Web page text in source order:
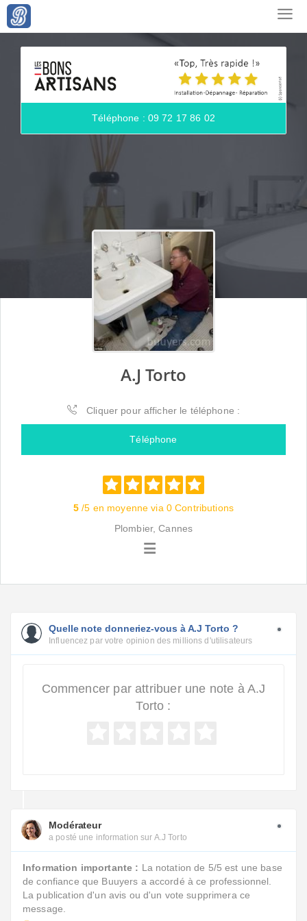
Téléphone : 09 72 17 86 02
A.J Torto
Cliquer pour afficher le téléphone :
Téléphone
5 /5 en moyenne via 0 Contributions
Plombier, Cannes
Quelle note donneriez-vous à A.J Torto ?
Influencez par votre opinion des millions d'utilisateurs
Commencer par attribuer une note à A.J
Torto :
Modérateur
a posté une information sur A.J Torto
Information importante : La notation de 5/5 est une base
de confiance que Buuyers a accordé à ce professionnel.
La publication d'un avis ou d'un vote supprimera ce
message.